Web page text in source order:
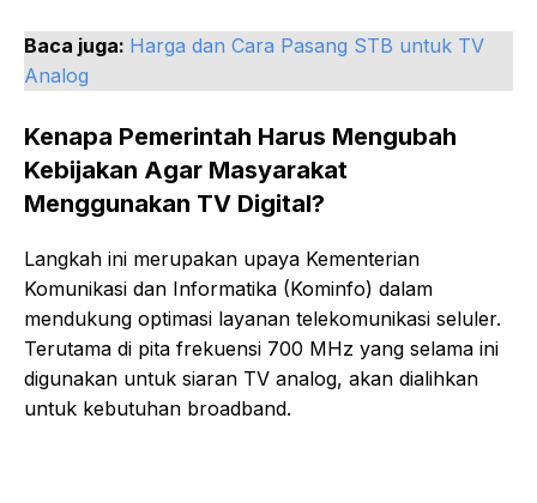
Baca juga: Harga dan Cara Pasang STB untuk TV
Analog
Kenapa Pemerintah Harus Mengubah
Kebijakan Agar Masyarakat
Menggunakan TV Digital?
Langkah ini merupakan upaya Kementerian
Komunikasi dan Informatika (Kominfo) dalam
mendukung optimasi layanan telekomunikasi seluler.
Terutama di pita frekuensi 700 MHz yang selama ini
digunakan untuk siaran TV analog, akan dialihkan
untuk kebutuhan broadband.